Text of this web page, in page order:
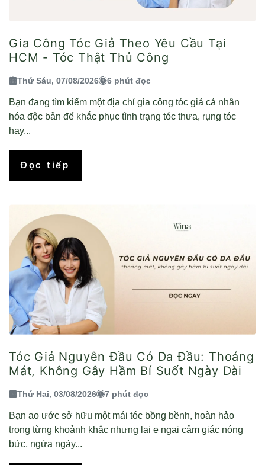
Gia Công Tóc Giả Theo Yêu Cầu Tại
HCM - Tóc Thật Thủ Công
Thứ Sáu, 07/08/2026 6 phút đọc
Bạn đang tìm kiếm một địa chỉ gia công tóc giả cá nhân
hóa độc bản để khắc phục tình trạng tóc thưa, rụng tóc
hay...
Đọc tiếp
Tóc Giả Nguyên Đầu Có Da Đầu: Thoáng
Mát, Không Gây Hầm Bí Suốt Ngày Dài
Thứ Hai, 03/08/2026 7 phút đọc
Bạn ao ước sở hữu một mái tóc bồng bềnh, hoàn hảo
trong từng khoảnh khắc nhưng lại e ngại cảm giác nóng
bức, ngứa ngáy...